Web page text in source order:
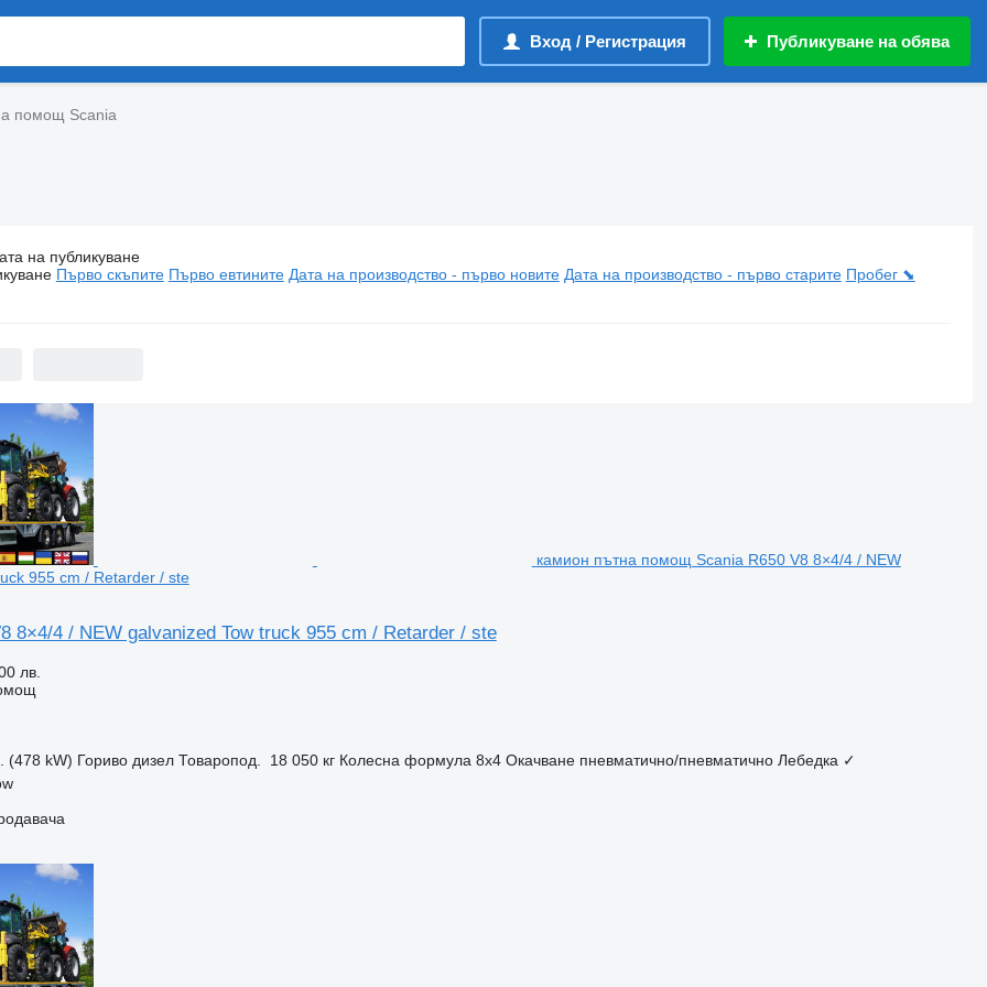
Вход / Регистрация Публикуване на обява
помощ Scania
пътна помощ Scania
на публикуване
Първо скъпите Първо евтините Дата на производство - първо новите Дата на производство - първо старите Пробег ⬊
камион пътна помощ Scania R650 V8 8×4/4 / NEW
955 cm / Retarder / ste
8×4/4 / NEW galvanized Tow truck 955 cm / Retarder / ste
лв.
(478 kW) Гориво дизел Товаропод. 18 050 кг Колесна формула 8x4 Окачване пневматично/пневматично Лебедка ✓